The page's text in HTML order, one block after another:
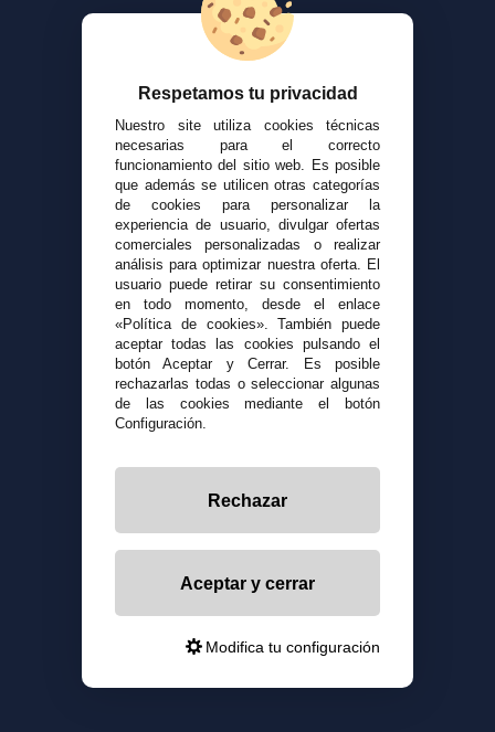
Respetamos tu privacidad
Nuestro site utiliza cookies técnicas
necesarias para el correcto
funcionamiento del sitio web. Es posible
que además se utilicen otras categorías
de cookies para personalizar la
experiencia de usuario, divulgar ofertas
comerciales personalizadas o realizar
análisis para optimizar nuestra oferta. El
usuario puede retirar su consentimiento
en todo momento, desde el enlace
«Política de cookies». También puede
aceptar todas las cookies pulsando el
botón Aceptar y Cerrar. Es posible
rechazarlas todas o seleccionar algunas
de las cookies mediante el botón
Configuración.
Rechazar
Aceptar y cerrar
Modifica tu configuración